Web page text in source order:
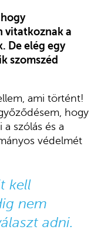
vitatkoznak a
De elég egy
szomszéd
ami történt!
hogy
a szólás és a
védelmét
kell
nem
adni.